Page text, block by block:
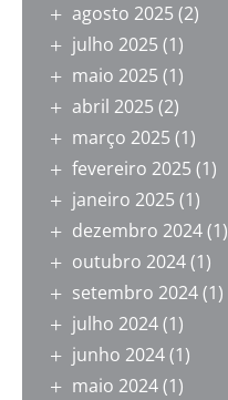
agosto 2025 (2)
julho 2025 (1)
maio 2025 (1)
abril 2025 (2)
março 2025 (1)
fevereiro 2025 (1)
janeiro 2025 (1)
dezembro 2024(1)
outubro 2024(1)
setembro 2024(1)
julho 2024(1)
junho 2024(1)
maio 2024(1)